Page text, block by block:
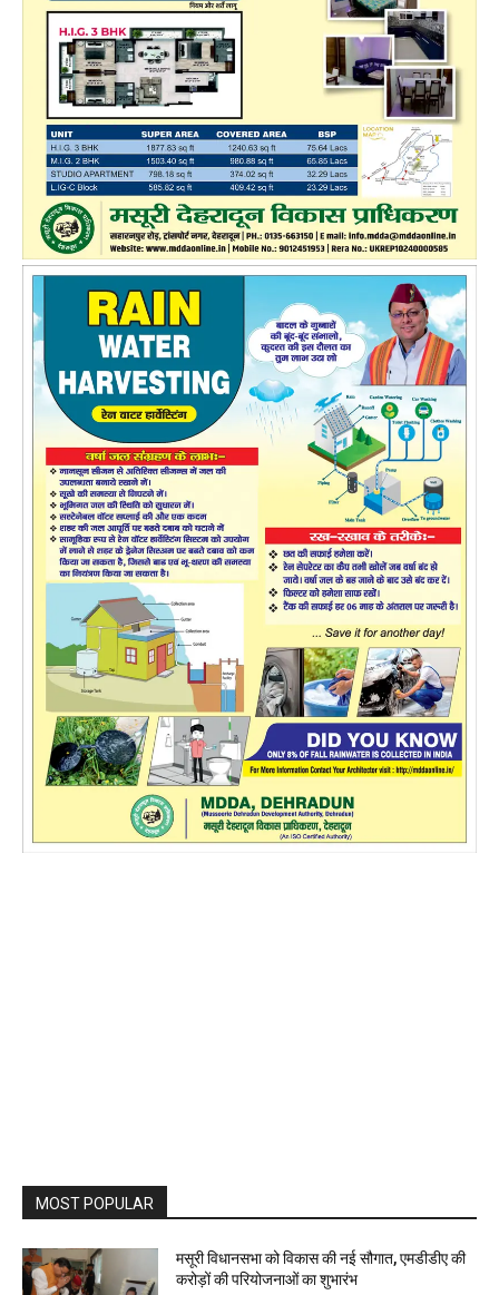
MOST POPULAR
मसूरी विधानसभा को विकास की नई सौगात, एमडीडीए की
करोड़ों की परियोजनाओं का शुभारंभ